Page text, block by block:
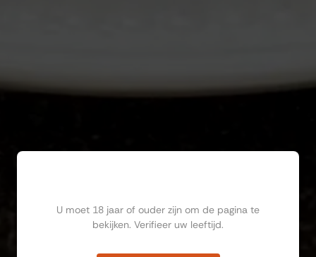
U moet 18 jaar of ouder zijn om de pagina te
bekijken. Verifieer uw leeftijd.